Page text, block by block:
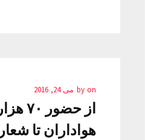
by on می 24, 2016
از
هواداران تا